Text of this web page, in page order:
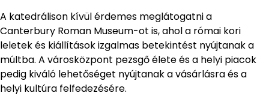
A katedrálison kívül érdemes meglátogatni a
Canterbury Roman Museum-ot is, ahol a római kori
leletek és kiállítások izgalmas betekintést nyújtanak a
múltba. A városközpont pezsgő élete és a helyi piacok
pedig kiváló lehetőséget nyújtanak a vásárlásra és a
helyi kultúra felfedezésére.